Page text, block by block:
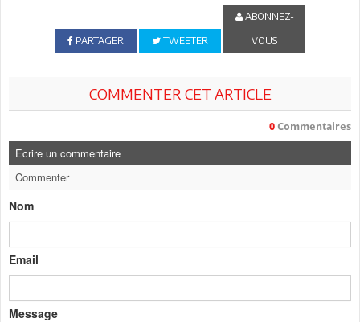
PARTAGER TWEETER
ABONNEZ-
VOUS
COMMENTER CET ARTICLE
0 Commentaires
Ecrire un commentaire
Commenter
Nom
Email
Message